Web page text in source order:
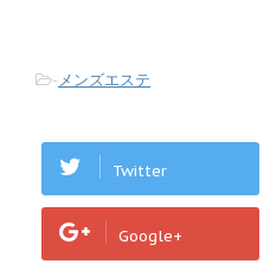
-メンズエステ
Twitter
Google+